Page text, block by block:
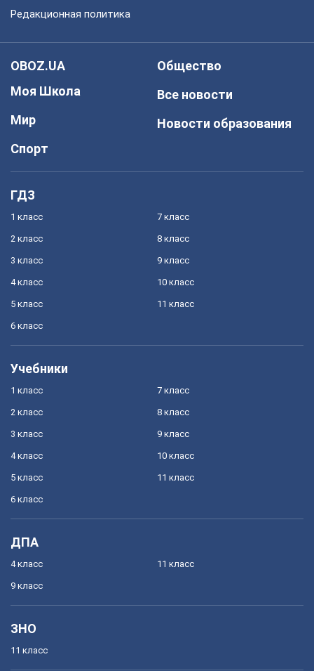
Редакционная политика
OBOZ.UA
Моя Школа
Мир
Спорт
Общество
Все новости
Новости образования
ГДЗ
1 класс
2 класс
3 класс
4 класс
5 класс
6 класс
7 класс
8 класс
9 класс
10 класс
11 класс
Учебники
1 класс
2 класс
3 класс
4 класс
5 класс
6 класс
7 класс
8 класс
9 класс
10 класс
11 класс
ДПА
4 класс
9 класс
11 класс
ЗНО
11 класс